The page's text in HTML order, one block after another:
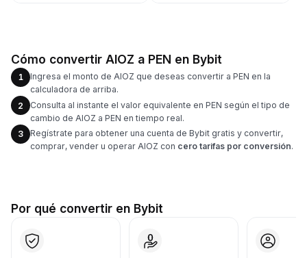
Cómo convertir AIOZ a PEN en Bybit
1
Ingresa el monto de AIOZ que deseas convertir a PEN en la
calculadora de arriba.
2
Consulta al instante el valor equivalente en PEN según el tipo de
cambio de AIOZ a PEN en tiempo real.
3
Regístrate para obtener una cuenta de Bybit gratis y convertir,
comprar, vender u operar AIOZ con cero tarifas por conversión.
Por qué convertir en Bybit